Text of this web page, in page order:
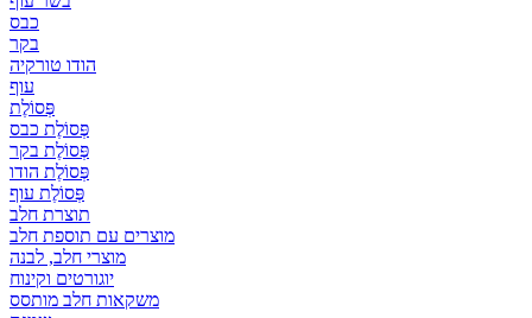
כבס
בקר
הודו טורקיה
עוף
פְּסוֹלֶת
פְּסוֹלֶת כבס
פְּסוֹלֶת בקר
פְּסוֹלֶת הודו
פְּסוֹלֶת עוף
תוצרת חלב
מוצרים עם תוספת חלב
מוצרי חלב, לבנה
יוגורטים וקינוח
משקאות חלב מותסס